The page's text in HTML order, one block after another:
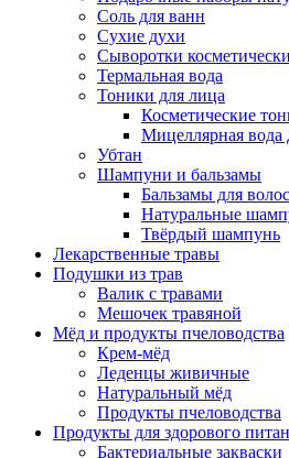
Соль для ванн
Сухие духи
Сыворотки
Термальная вода
Тоники для лица
Косметические
Мицеллярная вода
Убтан
Шампуни и бальзамы
Бальзамы для волос
Натуральные
Твёрдый шампунь
Лекарственные травы
Подушки из трав
Валик с травами
Мешочек травяной
Мёд и продукты пчеловодства
Крем-мёд
Леденцы живичные
Натуральный мёд
Продукты пчеловодства
Продукты для здорового
Бактериальные закваски